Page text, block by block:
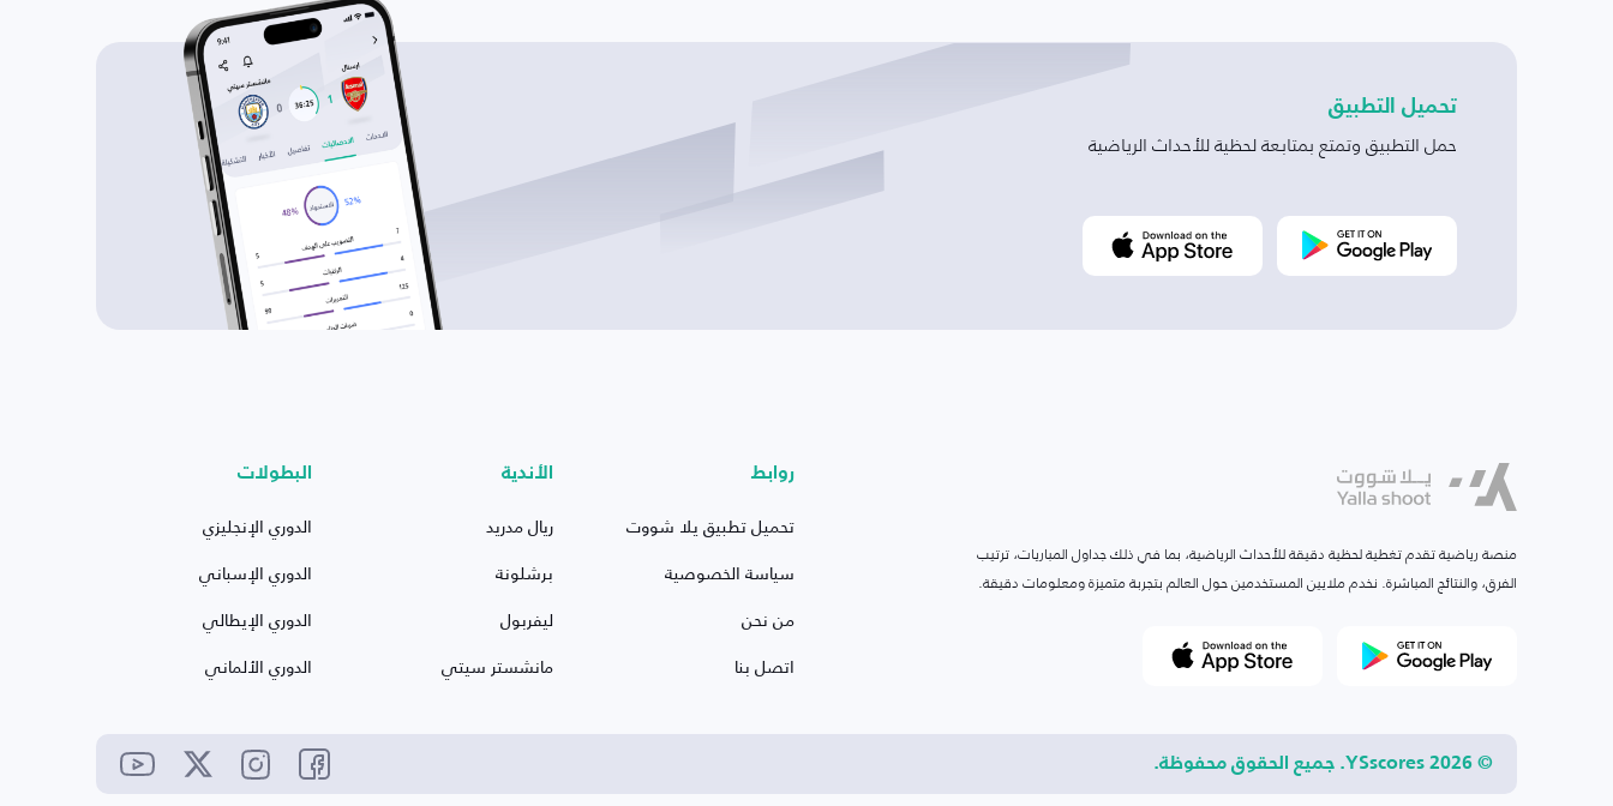
تحميل التطبيق
حمل التطبيق وتمتع بمتابعة لحظية للأحداث الرياضية
منصة رياضية تقدم تغطية لحظية دقيقة للأحداث الرياضية، بما في ذلك جداول المباريات، ترتيب
الفرق، والنتائج المباشرة. نخدم ملايين المستخدمين حول العالم بتجربة متميزة ومعلومات دقيقة.
روابط
تحميل تطبيق يلا شووت
سياسة الخصوصية
من نحن
اتصل بنا
الأندية
ريال مدريد
برشلونة
ليفربول
مانشستر سيتي
البطولات
الدوري الإنجليزي
الدوري الإسباني
الدوري الإيطالي
الدوري الألماني
© 2026 YSscores. جميع الحقوق محفوظة.